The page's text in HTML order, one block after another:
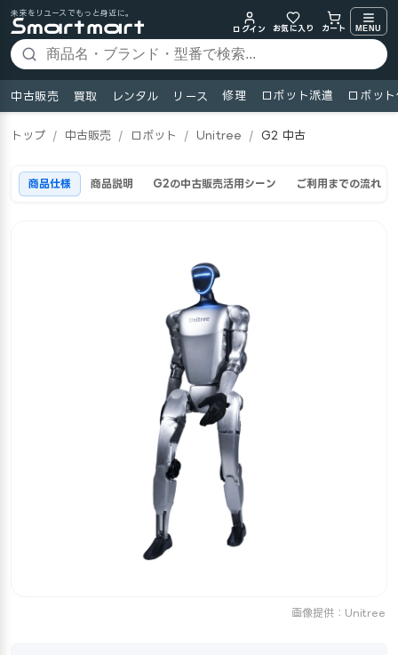
未来をリユースでもっと身近に。
ログイン
お気に入り カート MENU
中古販売 買取 レンタル リース 修理 ロボット派遣 ロボッ
トップ / 中古販売 / ロボット / Unitree / G2 中古
商品仕様 商品説明 G2の中古販売活用シーン ご利用までの流れ
画像提供：Unitree